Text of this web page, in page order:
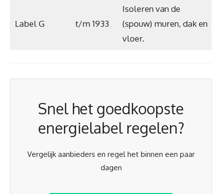
Label G t/m 1933
Isoleren van de
(spouw) muren, dak en
vloer.
Snel het goedkoopste
energielabel regelen?
Vergelijk aanbieders en regel het binnen een paar
dagen